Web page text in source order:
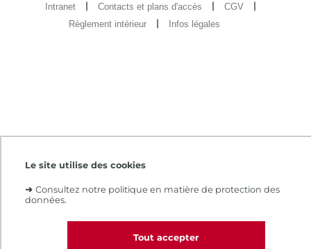
Le site utilise des cookies
➜ Consultez notre politique en matière de protection des
données.
Tout accepter
Intranet Contacts et plans d'accès
CGV
Règlement intérieur
Infos légales